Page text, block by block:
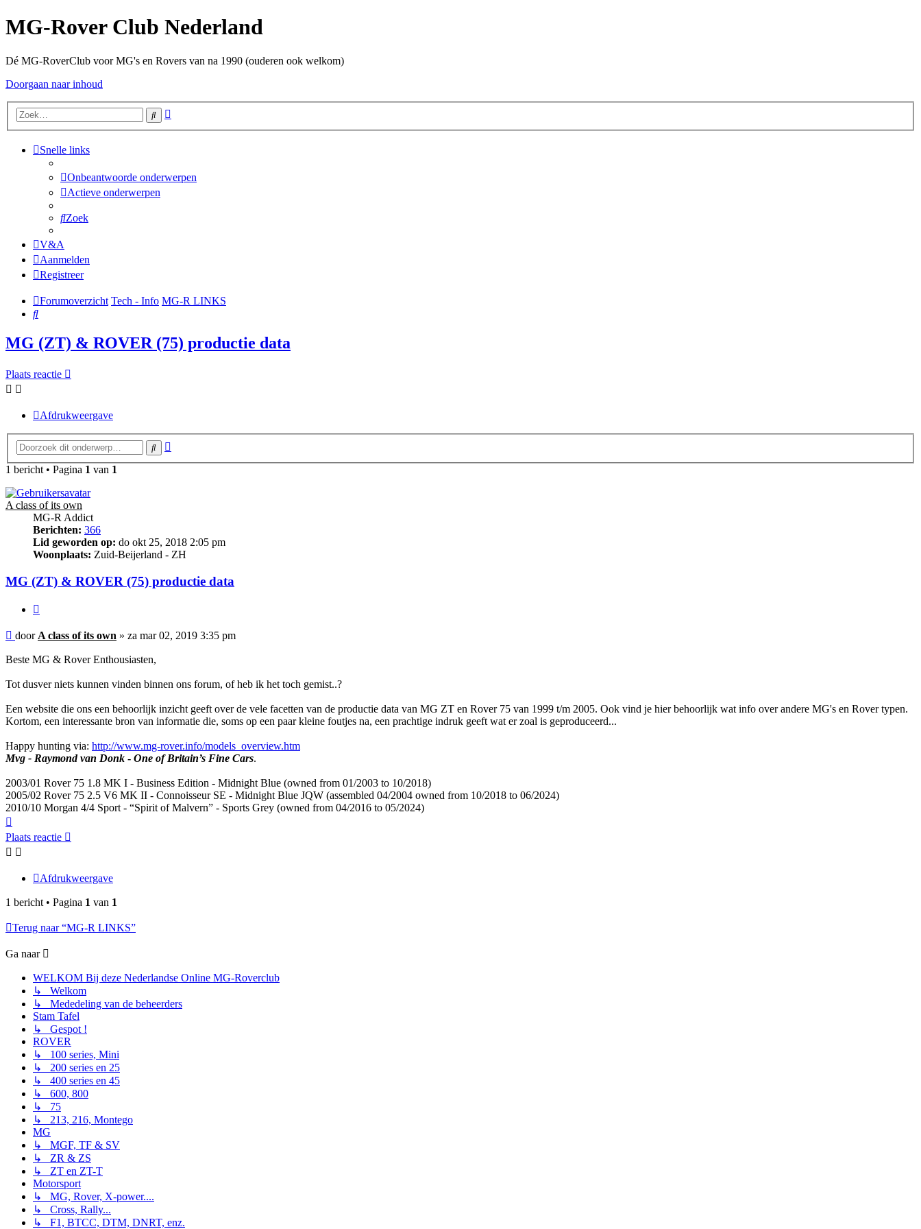
MG-Rover Club Nederland
Dé MG-RoverClub voor MG's en Rovers van na 1990 (ouderen ook welkom)
Doorgaan naar inhoud
Zoek
Snelle links
Onbeantwoorde onderwerpen
Actieve onderwerpen
Zoek
V&A
Aanmelden
Registreer
Forumoverzicht Tech - Info MG-R LINKS
Zoek
MG (ZT) & ROVER (75) productie data
Plaats reactie
Afdrukweergave
Zoek
1 bericht • Pagina 1 van 1
A class of its own
MG-R Addict
Berichten: 366
Lid geworden op: do okt 25, 2018 2:05 pm
Woonplaats: Zuid-Beijerland - ZH
MG (ZT) & ROVER (75) productie data
Bericht
door A class of its own » za mar 02, 2019 3:35 pm
Beste MG & Rover Enthousiasten,
Tot dusver niets kunnen vinden binnen ons forum, of heb ik het toch gemist..?
Een website die ons een behoorlijk inzicht geeft over de vele facetten van de productie data van MG ZT en Rover 75 van 1999 t/m 2005. Ook vind je hier behoorlijk wat info over andere MG's en Rover typen.
Kortom, een interessante bron van informatie die, soms op een paar kleine foutjes na, een prachtige indruk geeft wat er zoal is geproduceerd...
Happy hunting via: http://www.mg-rover.info/models_overview.htm
Mvg - Raymond van Donk - One of Britain’s Fine Cars.
2003/01 Rover 75 1.8 MK I - Business Edition - Midnight Blue (owned from 01/2003 to 10/2018)
2005/02 Rover 75 2.5 V6 MK II - Connoisseur SE - Midnight Blue JQW (assembled 04/2004 owned from 10/2018 to 06/2024)
2010/10 Morgan 4/4 Sport - “Spirit of Malvern” - Sports Grey (owned from 04/2016 to 05/2024)
Plaats reactie
Afdrukweergave
1 bericht • Pagina 1 van 1
Terug naar “MG-R LINKS”
Ga naar
WELKOM Bij deze Nederlandse Online MG-Roverclub
↳ Welkom
↳ Mededeling van de beheerders
Stam Tafel
↳ Gespot !
ROVER
↳ 100 series, Mini
↳ 200 series en 25
↳ 400 series en 45
↳ 600, 800
↳ 75
↳ 213, 216, Montego
MG
↳ MGF, TF & SV
↳ ZR & ZS
↳ ZT en ZT-T
Motorsport
↳ MG, Rover, X-power....
↳ Cross, Rally...
↳ F1, BTCC, DTM, DNRT, enz.